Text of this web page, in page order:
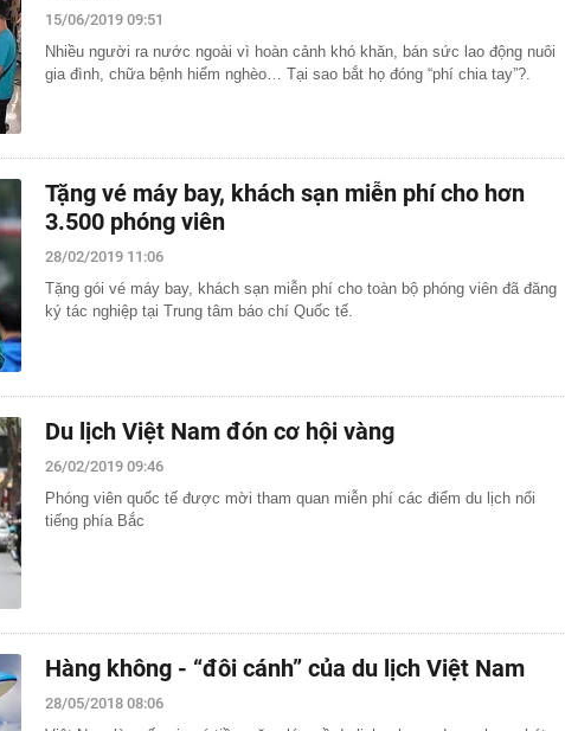
15/06/2019 09:51
Nhiều người ra nước ngoài vì hoàn cảnh khó khăn, bán sức lao động nuôi
gia đình, chữa bệnh hiểm nghèo… Tại sao bắt họ đóng “phí chia tay”?.
Tặng vé máy bay, khách sạn miễn phí cho hơn
3.500 phóng viên
28/02/2019 11:06
Tặng gói vé máy bay, khách sạn miễn phí cho toàn bộ phóng viên đã đăng
ký tác nghiệp tại Trung tâm báo chí Quốc tế.
Du lịch Việt Nam đón cơ hội vàng
26/02/2019 09:46
Phóng viên quốc tế được mời tham quan miễn phí các điểm du lịch nổi
tiếng phía Bắc
Hàng không - “đôi cánh” của du lịch Việt Nam
28/05/2018 08:06